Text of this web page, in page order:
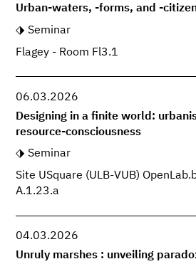
Urban-waters, -forms, and -
Seminar
Flagey - Room Fl3.1
06.03.2026
Designing in a finite world:
resource-consciousness
Seminar
Site USquare (ULB-VUB)
A.1.23.a
04.03.2026
Unruly marshes : unveiling